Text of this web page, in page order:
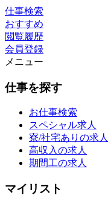
仕事検索
おすすめ
閲覧履歴
会員登録
メニュー
仕事を探す
お仕事検索
スペシャル求人
寮/社宅ありの求人
高収入の求人
期間工の求人
マイリスト